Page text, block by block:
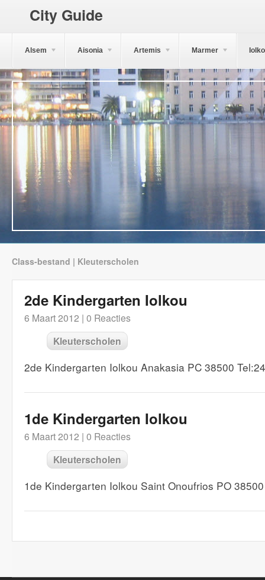
City Guide
Alsem Aisonia Artemis Marmer
Class-bestand | Kleuterscholen
2de Kindergarten Iolkou
6 Maart 2012 | 0 Reacties
Kleuterscholen
2de Kindergarten Iolkou Anakasia PC 38500
1de Kindergarten Iolkou
6 Maart 2012 | 0 Reacties
Kleuterscholen
1de Kindergarten Iolkou Saint Onoufrios PO